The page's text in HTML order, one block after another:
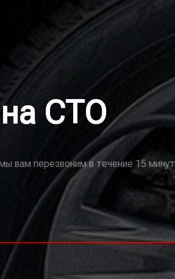
СТО
вам перезвоним в течение 15 минут